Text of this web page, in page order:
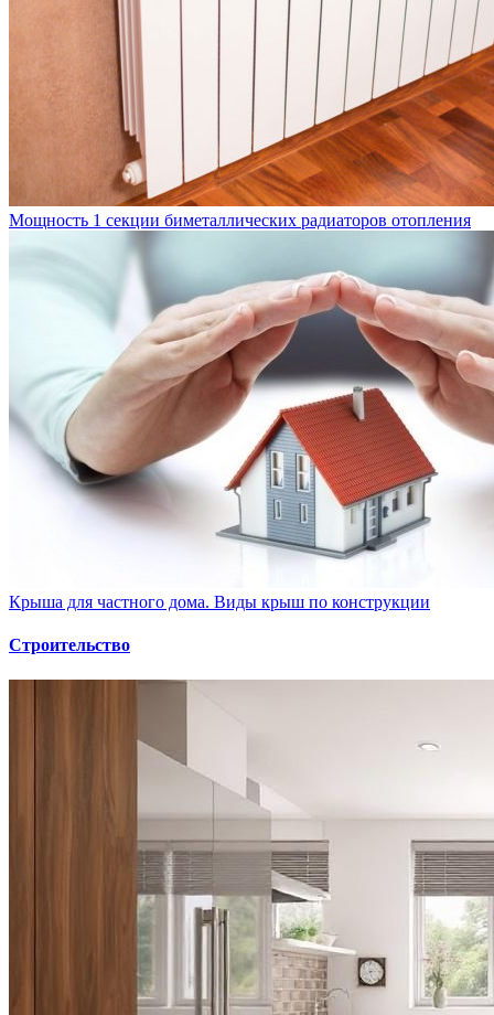
Мощность 1 секции биметаллических радиаторов отопления
Крыша для частного дома. Виды крыш по конструкции
Строительство